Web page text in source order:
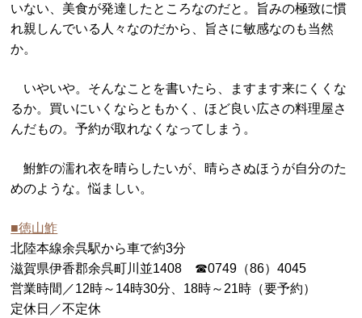
いない、美食が発達したところなのだと。旨みの極致に慣
れ親しんでいる人々なのだから、旨さに敏感なのも当然
か。
いやいや。そんなことを書いたら、ますます来にくくな
るか。買いにいくならともかく、ほど良い広さの料理屋さ
んだもの。予約が取れなくなってしまう。
鮒鮓の濡れ衣を晴らしたいが、晴らさぬほうが自分のた
めのような。悩ましい。
■徳山鮓
北陸本線余呉駅から車で約3分
滋賀県伊香郡余呉町川並1408 ☎0749（86）4045
営業時間／12時～14時30分、18時～21時（要予約）
定休日／不定休